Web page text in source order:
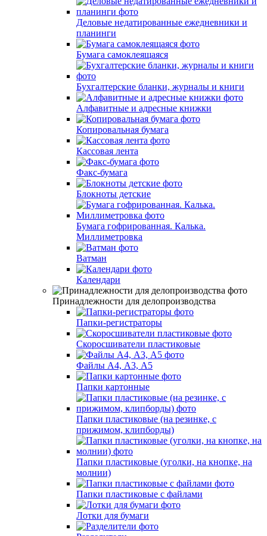
Деловые недатированные ежедневники и
планинги
Бумага самоклеящаяся
Бухгалтерские бланки, журналы и книги
Алфавитные и адресные книжки
Копировальная бумага
Кассовая лента
Факс-бумага
Блокноты детские
Бумага гофрированная. Калька.
Миллиметровка
Ватман
Календари
Принадлежности для делопроизводства
Папки-регистраторы
Скоросшиватели пластиковые
Файлы А4, А3, А5
Папки картонные
Папки пластиковые (на резинке, с
прижимом, клипборды)
Папки пластиковые (уголки, на кнопке, на
молнии)
Папки пластиковые с файлами
Лотки для бумаги